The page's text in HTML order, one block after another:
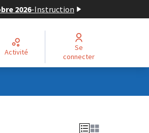
2026-Instruction
Activité
Se
connecter